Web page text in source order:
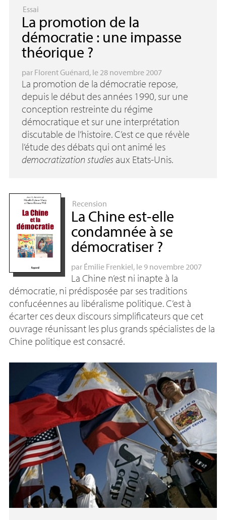
Essai
La promotion de la
démocratie : une impasse
théorique ?
par Florent Guénard, le 28 novembre 2007
La promotion de la démocratie repose,
depuis le début des années 1990, sur une
conception restreinte du régime
démocratique et sur une interprétation
discutable de l’histoire. C’est ce que révèle
l’étude des débats qui ont animé les
democratization studiesaux Etats-Unis.
Recension
La Chine est-elle
condamnée à se
démocratiser?
par Émilie Frenkiel, le 9 novembre 2007
La Chine n’est ni inapte à la
démocratie, ni prédisposée par ses traditions
confucéennes au libéralisme politique. C’est à
écarter ces deux discours simplificateurs que cet
ouvrage réunissant les plus grands spécialistes de la
Chine politique est consacré.